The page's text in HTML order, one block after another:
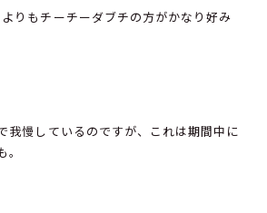
りもチーチーダブチの方がかなり好み
我慢しているのですが、これは期間中に